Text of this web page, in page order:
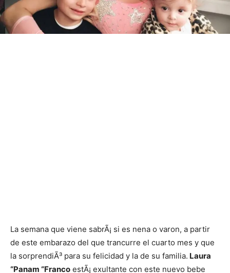
La semana que viene sabrÃ¡ si es nena o varon, a partir
de este embarazo del que trancurre el cuarto mes y que
la sorprendiÃ³ para su felicidad y la de su familia. Laura
“Panam “Franco estÃ¡ exultante con este nuevo bebe